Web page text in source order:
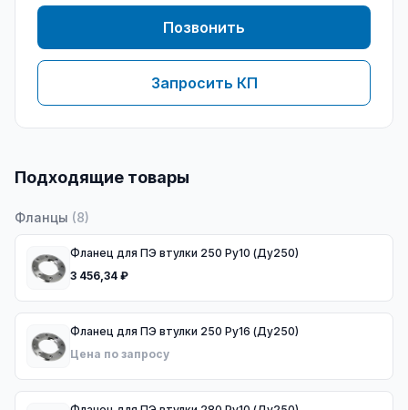
Позвонить
Запросить КП
Подходящие товары
Фланцы (8)
Фланец для ПЭ втулки 250 Ру10 (Ду250)
3 456,34 ₽
Фланец для ПЭ втулки 250 Ру16 (Ду250)
Цена по запросу